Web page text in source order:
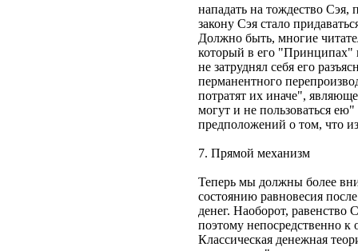
нападать на тождество
закону Сэя стало
Должно быть, многие
который в его "Принципах"
не затруднял себя его
перманентного
потратят их иначе",
могут и не пользоваться
предположений о том, что
7. Прямой механизм
Теперь мы должны более
состоянию равновесия
денег. Наоборот,
поэтому непосредственно к
Классическая денежная